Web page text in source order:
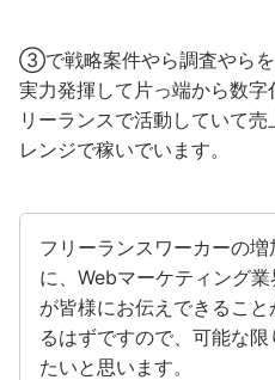
③で戦略案件やら調査やら
実力発揮して片っ端から数
リーランスで活動していて
レンジで稼いでいます。
フリーランスワーカーの増
に、Webマーケティング
が皆様にお伝えできること
るはずですので、可能な限
たいと思います。